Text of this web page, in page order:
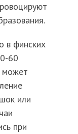
в финских
60
может
или
при